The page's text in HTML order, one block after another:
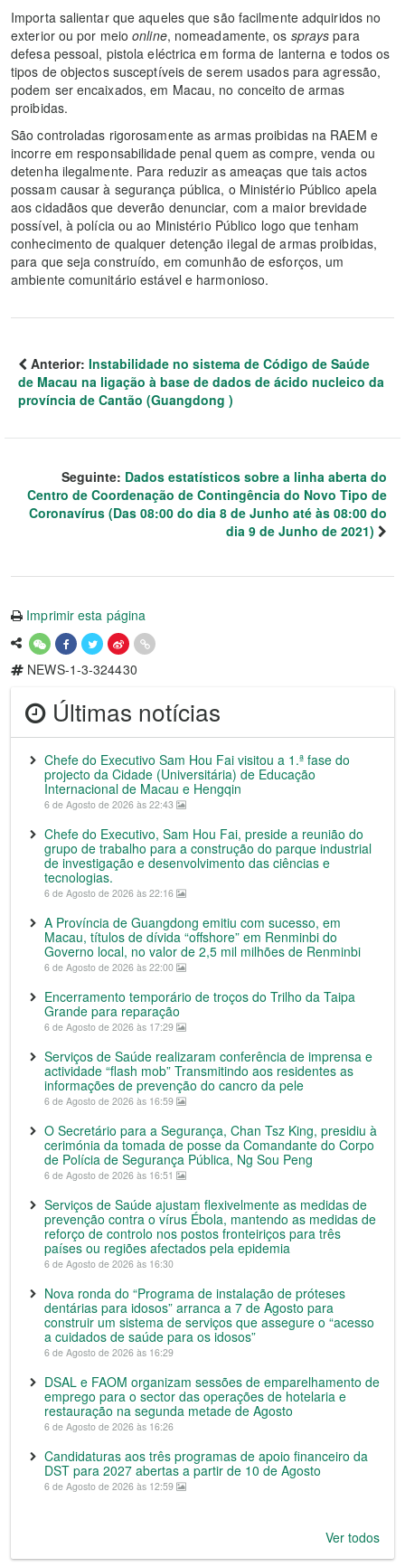
Importa salientar que aqueles que são facilmente adquiridos no
exterior ou por meio online, nomeadamente, os sprays para
defesa pessoal, pistola eléctrica em forma de lanterna e todos os
tipos de objectos susceptíveis de serem usados para agressão,
podem ser encaixados, em Macau, no conceito de armas
proibidas.
São controladas rigorosamente as armas proibidas na RAEM e
incorre em responsabilidade penal quem as compre, venda ou
detenha ilegalmente. Para reduzir as ameaças que tais actos
possam causar à segurança pública, o Ministério Público apela
aos cidadãos que deverão denunciar, com a maior brevidade
possível, à polícia ou ao Ministério Público logo que tenham
conhecimento de qualquer detenção ilegal de armas proibidas,
para que seja construído, em comunhão de esforços, um
ambiente comunitário estável e harmonioso.
Anterior: Instabilidade no sistema de Código de Saúde
de Macau na ligação à base de dados de ácido nucleico da
província de Cantão (Guangdong )
Seguinte: Dados estatísticos sobre a linha aberta do
Centro de Coordenação de Contingência do Novo Tipo de
Coronavírus (Das 08:00 do dia 8 de Junho até às 08:00 do
dia 9 de Junho de 2021)
Imprimir esta página
NEWS-1-3-324430
Últimas notícias
Chefe do Executivo Sam Hou Fai visitou a 1.ª fase do
projecto da Cidade (Universitária) de Educação
Internacional de Macau e Hengqin
6 de Agosto de 2026 às 22:43
Chefe do Executivo, Sam Hou Fai, preside a reunião do
grupo de trabalho para a construção do parque industrial
de investigação e desenvolvimento das ciências e
tecnologias.
6 de Agosto de 2026 às 22:16
A Província de Guangdong emitiu com sucesso, em
Macau, títulos de dívida “offshore” em Renminbi do
Governo local, no valor de 2,5 mil milhões de Renminbi
6 de Agosto de 2026 às 22:00
Encerramento temporário de troços do Trilho da Taipa
Grande para reparação
6 de Agosto de 2026 às 17:29
Serviços de Saúde realizaram conferência de imprensa e
actividade “flash mob” Transmitindo aos residentes as
informações de prevenção do cancro da pele
6 de Agosto de 2026 às 16:59
O Secretário para a Segurança, Chan Tsz King, presidiu à
cerimónia da tomada de posse da Comandante do Corpo
de Polícia de Segurança Pública, Ng Sou Peng
6 de Agosto de 2026 às 16:51
Serviços de Saúde ajustam flexivelmente as medidas de
prevenção contra o vírus Ébola, mantendo as medidas de
reforço de controlo nos postos fronteiriços para três
países ou regiões afectados pela epidemia
6 de Agosto de 2026 às 16:30
Nova ronda do “Programa de instalação de próteses
dentárias para idosos” arranca a 7 de Agosto para
construir um sistema de serviços que assegure o “acesso
a cuidados de saúde para os idosos”
6 de Agosto de 2026 às 16:29
DSAL e FAOM organizam sessões de emparelhamento de
emprego para o sector das operações de hotelaria e
restauração na segunda metade de Agosto
6 de Agosto de 2026 às 16:26
Candidaturas aos três programas de apoio financeiro da
DST para 2027 abertas a partir de 10 de Agosto
6 de Agosto de 2026 às 12:59
Ver todos